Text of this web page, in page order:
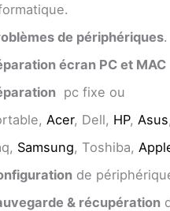
de périphériques.
écran PC et MAC
pc fixe ou
Acer, Dell, HP, Asus
Samsung, Toshiba,
de
& récupération